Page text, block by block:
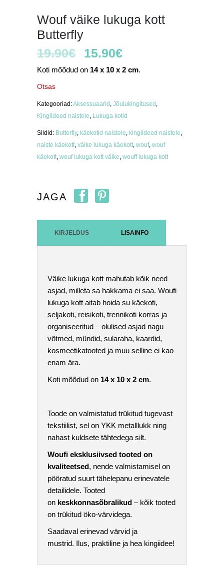
Wouf väike lukuga kott
Butterfly
19.90€ 15.90€
Koti mõõdud on 14 x 10 x 2 cm.
Otsas
Kategooriad:Aksessuaarid , Jõulukingitused ,
Kingiideed naistele, Lukuga kotid
Sildid: Butterfly, käekotid naistele, kingiideed naistele,
naiste käekott, väike lukuga käekott, wouf, wouf
käekott, wouf lukuga kott väike, wouff lukuga kott
JAGA
KIRJELDUS LISAINFO
Väike lukuga kott mahutab kõik need
asjad, milleta sa hakkama ei saa. Woufi
lukuga kott aitab hoida su käekoti,
seljakoti, reisikoti, trennikoti korras ja
organiseeritud – olulised asjad nagu
võtmed, mündid, sularaha, kaardid,
kosmeetikatooted ja muu selline ei kao
enam ära.
Koti mõõdud on 14 x 10 x 2 cm.
Toode on valmistatud trükitud tugevast
tekstiilist, sel on YKK metalllukk ning
nahast kuldsete tähtedega silt.
Woufi eksklusiivsed tooted on
kvaliteetsed, nende valmistamisel on
pööratud suurt tähelepanu erinevatele
detailidele. Tooted
on keskkonnasõbralikud – kõik tooted
on trükitud öko-värvidega.
Saadaval erinevad värvid ja
mustrid. Ilus, praktiline ja hea kingiidee!